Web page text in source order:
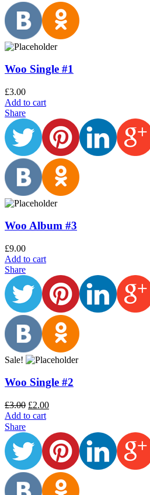
Woo Single #1
£3.00
Add to cart
Share
Woo Album #3
£9.00
Add to cart
Share
Sale!
Woo Single #2
£3.00 £2.00
Add to cart
Share